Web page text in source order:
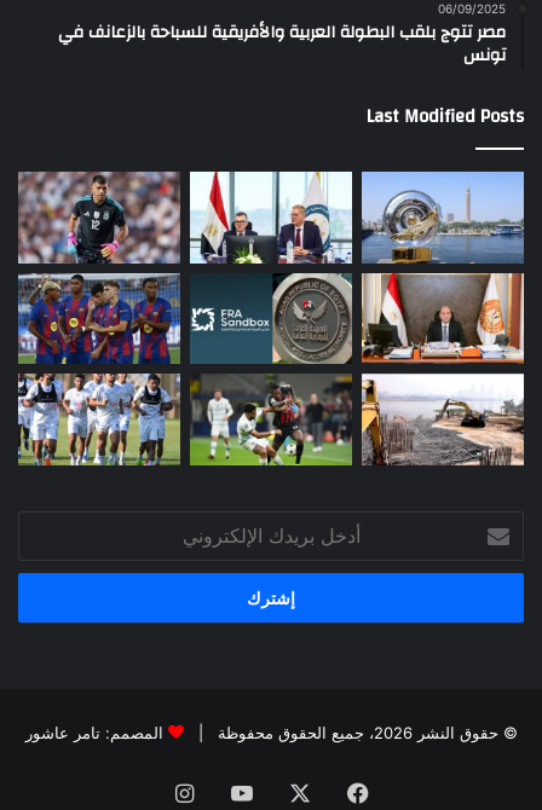
06/09/2025
مصر تتوج بلقب البطولة العربية والأفريقية للسباحة بالزعانف في
تونس
Last Modified Posts
بريدك
الإلكتروني
© حقوق النشر 2026، جميع الحقوق محفوظة | المصمم: تامر عاشور
فيسبوك يوتيوبانستقرام